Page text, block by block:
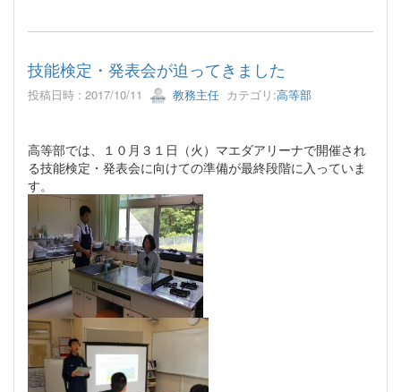
技能検定・発表会が迫ってきました
投稿日時 : 2017/10/11 教務主任 カテゴリ:高等部
高等部では、１０月３１日（火）マエダアリーナで開催され
る技能検定・発表会に向けての準備が最終段階に入っていま
す。